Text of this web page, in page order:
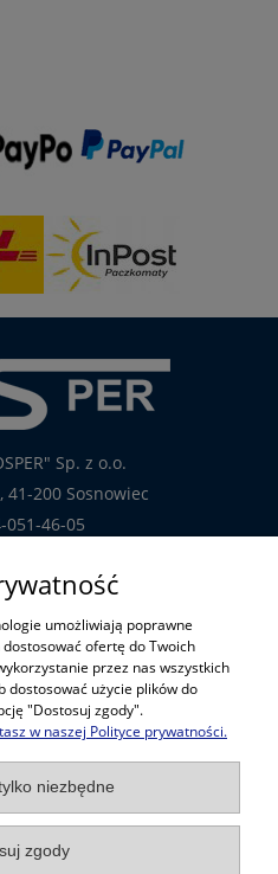
Sp. z o.o.
41-200 Sosnowiec
051-46-05
29-00
808-147
zakupach
kategorie
umożliwiają poprawne
ofertę do Twoich
przez nas wszystkich
dostosować użycie plików do
"Dostosuj zgody".
w naszej Polityce prywatności.
niezbędne
zgody